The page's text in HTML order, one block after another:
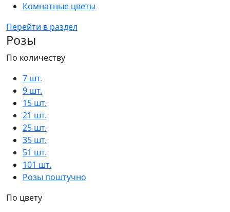
Комнатные цветы
Перейти в раздел
Розы
По количеству
7 шт.
9 шт.
15 шт.
21 шт.
25 шт.
35 шт.
51 шт.
101 шт.
Розы поштучно
По цвету